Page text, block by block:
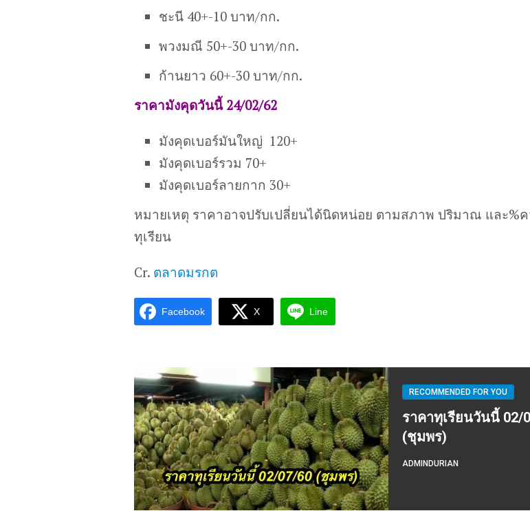
ชะนี 40+-10 บาท/กก.
พวงมณี 50+-30 บาท/กก.
ก้านยาว 60+-30 บาท/กก.
ราคามังคุดวันนี้ 24/02/62
มังคุดเบอร์มันใหญ่ 120+
มังคุดเบอร์รวม 70+
มังคุดเบอร์ลายกาก 30+
หมายเหตุ ราคาอาจปรับเปลี่ยนได้นิดหน่อย ตามสภาพ ปริมาณ และ%
ทุเรียน
Cr. ตลาดมรกต
Facebook X Line
RECOMMENDED FOR YOU
ราคาทุเรียนวันนี้ 02/
(ชุมพร)
ADMINDURIAN